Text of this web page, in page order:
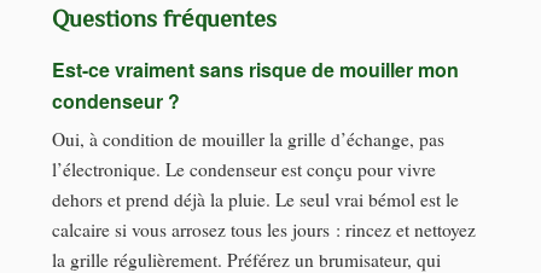
Questions fréquentes
Est-ce vraiment sans risque de mouiller mon
condenseur ?
Oui, à condition de mouiller la grille d’échange, pas
l’électronique. Le condenseur est conçu pour vivre
dehors et prend déjà la pluie. Le seul vrai bémol est le
calcaire si vous arrosez tous les jours : rincez et nettoyez
la grille régulièrement. Préférez un brumisateur, qui